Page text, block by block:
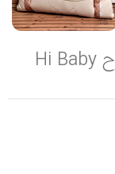
سرویس خواب مسافرتی نوزاد طرح Hi Baby